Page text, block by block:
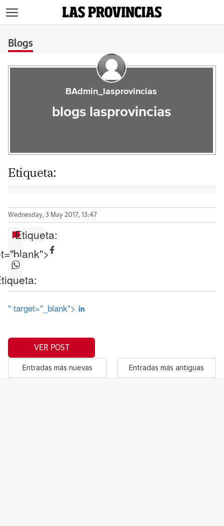
Blogs
BAdmin_lasprovincias
blogs lasprovincias
Etiqueta:
Wednesday, 3 May 2017, 13:47
Etiqueta:
" target="_blank">
VER POST
Entradas más nuevas Entradas más antiguas